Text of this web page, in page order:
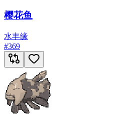
樱花鱼
水丰缘
#369